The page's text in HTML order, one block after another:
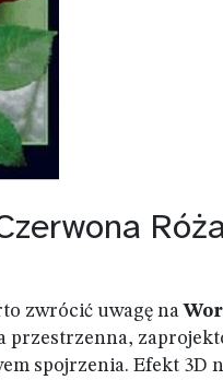
zwrócić uwagę na
przestrzenna,
spojrzenia. Efekt 3D